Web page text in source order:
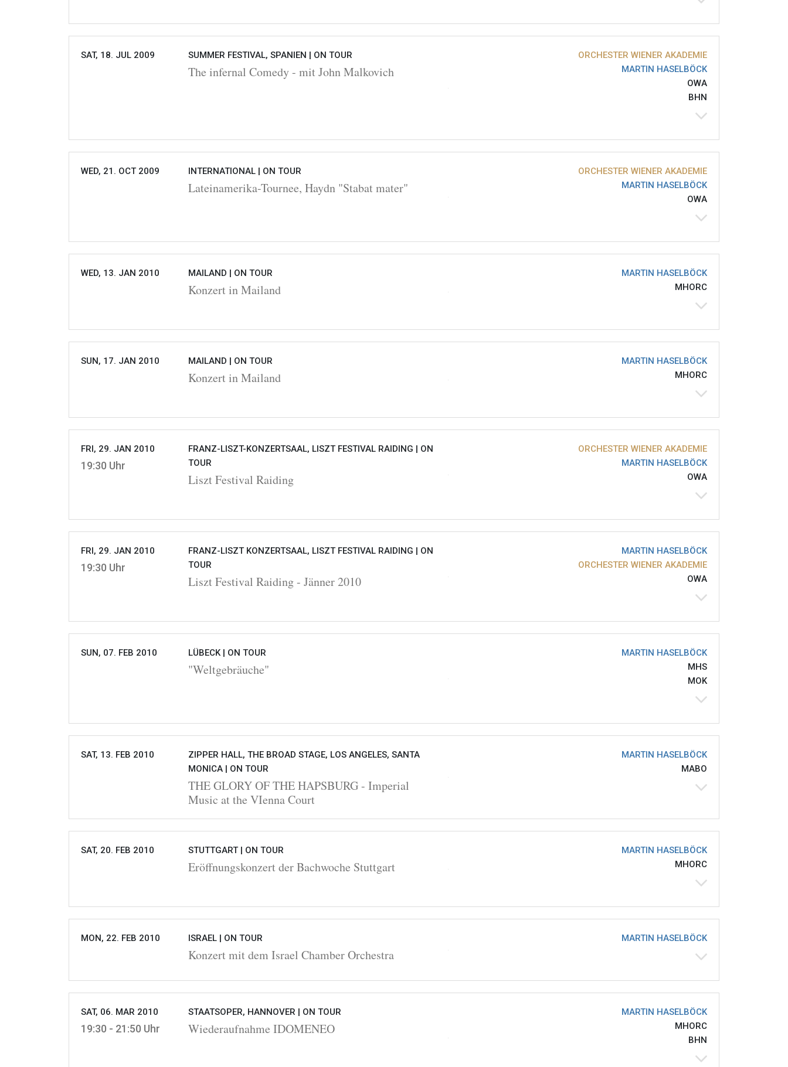
SAT, 18. JUL 2009 SUMMER FESTIVAL, SPANIEN | ON TOUR
The infernal Comedy - mit John Malkovich
ORCHESTER WIENER AKADEMIE
MARTIN HASELBÖCK
OWA
BHN
WED, 21. OCT 2009 INTERNATIONAL | ON TOUR
Lateinamerika-Tournee, Haydn "Stabat mater"
ORCHESTER WIENER AKADEMIE
MARTIN HASELBÖCK
OWA
WED, 13. JAN 2010 MAILAND | ON TOUR
Konzert in Mailand
MARTIN HASELBÖCK
MHORC
SUN, 17. JAN 2010 MAILAND | ON TOUR
Konzert in Mailand
MARTIN HASELBÖCK
MHORC
FRI, 29. JAN 2010
19:30 Uhr
FRANZ-LISZT-KONZERTSAAL, LISZT FESTIVAL RAIDING | ON
TOUR
Liszt Festival Raiding
ORCHESTER WIENER AKADEMIE
MARTIN HASELBÖCK
OWA
FRI, 29. JAN 2010
19:30 Uhr
FRANZ-LISZT KONZERTSAAL, LISZT FESTIVAL RAIDING | ON
TOUR
Liszt Festival Raiding - Jänner 2010
MARTIN HASELBÖCK
ORCHESTER WIENER AKADEMIE
OWA
SUN, 07. FEB 2010 LÜBECK | ON TOUR
"Weltgebräuche"
MARTIN HASELBÖCK
MHS
MOK
SAT, 13. FEB 2010
ZIPPER HALL, THE BROAD STAGE, LOS ANGELES, SANTA
MONICA | ON TOUR
THE GLORY OF THE HAPSBURG - Imperial
Music at the VIenna Court
MARTIN HASELBÖCK
MABO
SAT, 20. FEB 2010 STUTTGART | ON TOUR
Eröffnungskonzert der Bachwoche Stuttgart
MARTIN HASELBÖCK
MHORC
MON, 22. FEB 2010 ISRAEL | ON TOUR
Konzert mit dem Israel Chamber Orchestra
MARTIN HASELBÖCK
SAT, 06. MAR 2010
19:30 - 21:50 Uhr
STAATSOPER, HANNOVER | ON TOUR
Wiederaufnahme IDOMENEO
MARTIN HASELBÖCK
MHORC
BHN